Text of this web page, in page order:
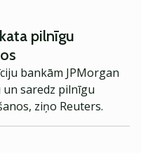
pilnīgu
bankām JPMorgan
saredz pilnīgu
ziņo Reuters.